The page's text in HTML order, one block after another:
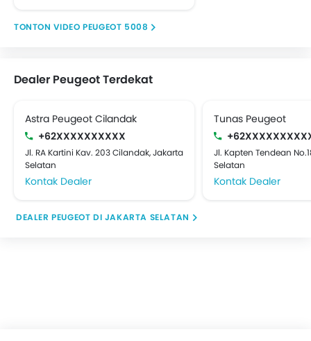
VIDEO PEUGEOT 5008
Dealer Peugeot Terdekat
Astra Peugeot Cilandak
+62XXXXXXXXXX
Jl. RA Kartini Kav. 203 Cilandak, Jakarta
Selatan
Kontak Dealer
Tunas Peugeot
Jl. Kapten Tendean
Selatan
Kontak Dealer
DEALER PEUGEOT DI JAKARTA SELATAN